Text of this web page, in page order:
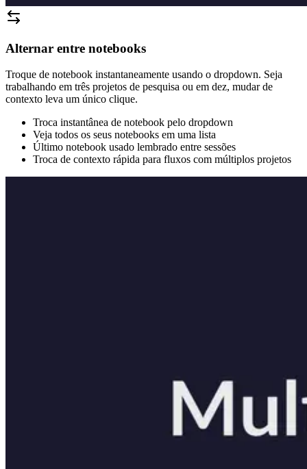
Alternar entre notebooks
Troque de notebook instantaneamente usando o dropdown. Seja
trabalhando em três projetos de pesquisa ou em dez, mudar de
contexto leva um único clique.
Troca instantânea de notebook pelo dropdown
Veja todos os seus notebooks em uma lista
Último notebook usado lembrado entre sessões
Troca de contexto rápida para fluxos com múltiplos projetos